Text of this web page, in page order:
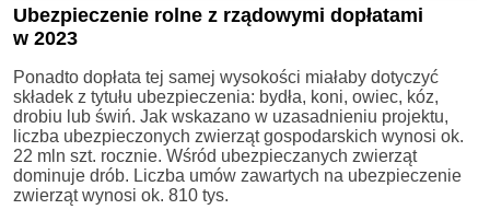
Ubezpieczenie rolne z rządowymi dopłatami
w 2023
Ponadto dopłata tej samej wysokości miałaby dotyczyć
składek z tytułu ubezpieczenia: bydła, koni, owiec, kóz,
drobiu lub świń. Jak wskazano w uzasadnieniu projektu,
liczba ubezpieczonych zwierząt gospodarskich wynosi ok.
22 mln szt. rocznie. Wśród ubezpieczanych zwierząt
dominuje drób. Liczba umów zawartych na ubezpieczenie
zwierząt wynosi ok. 810 tys.